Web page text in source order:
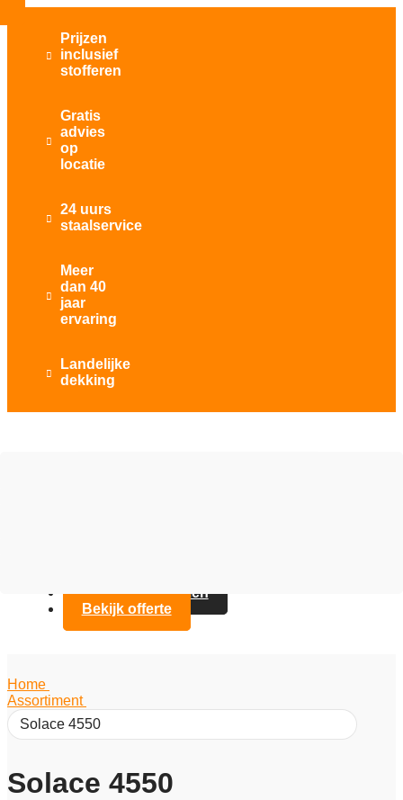

Prijzen
inclusief
stofferen

Gratis
advies
op
locatie

24 uurs
staalservice

Meer
dan 40
jaar
ervaring

Landelijke
dekking
Contact opnemen
Bekijk offerte
Home
Assortiment
Solace 4550
Solace 4550